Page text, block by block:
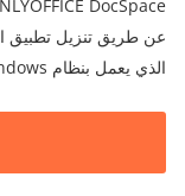
عن طريق تنزيل تطبيق
الذي يعمل بنظام Windows أو Linux أو macOS: